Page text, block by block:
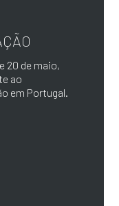
20 de maio,
ao
em Portugal.